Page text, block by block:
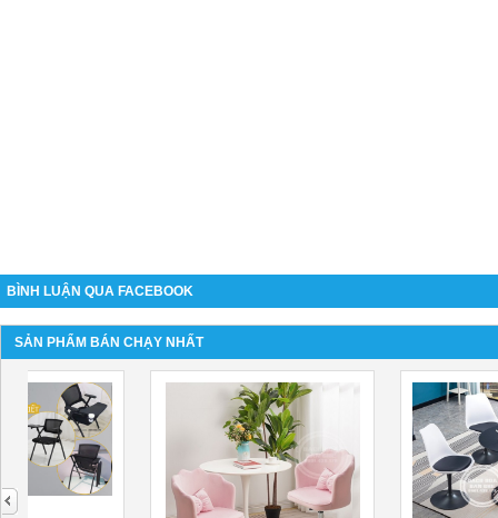
BÌNH LUẬN QUA FACEBOOK
SẢN PHẨM BÁN CHẠY NHẤT
next